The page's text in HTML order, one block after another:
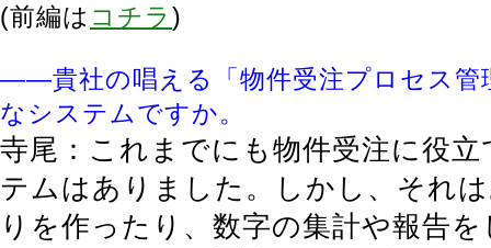
(前編は コチラ )
――貴社の唱える「物件受注プロセス管
なシステムですか。
寺尾：これまでにも物件受注に役
テムはありました。しかし、それ
りを作ったり、数字の集計や報告